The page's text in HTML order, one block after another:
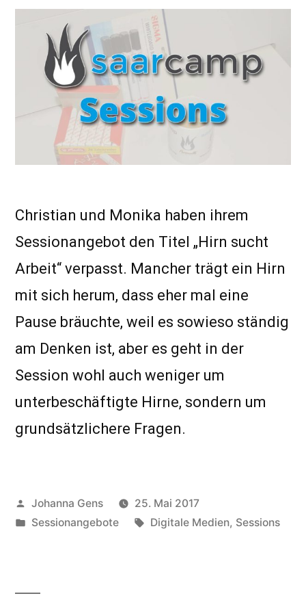
Christian und Monika haben ihrem
Sessionangebot den Titel „Hirn sucht
Arbeit“ verpasst. Mancher trägt ein Hirn
mit sich herum, dass eher mal eine
Pause bräuchte, weil es sowieso ständig
am Denken ist, aber es geht in der
Session wohl auch weniger um
unterbeschäftigte Hirne, sondern um
grundsätzlichere Fragen.
Veröffentlicht
von
Johanna Gens
25. Mai 2017
Veröffentlicht
Sessionangebote Schlagwörter:
Digitale Medien, Sessions